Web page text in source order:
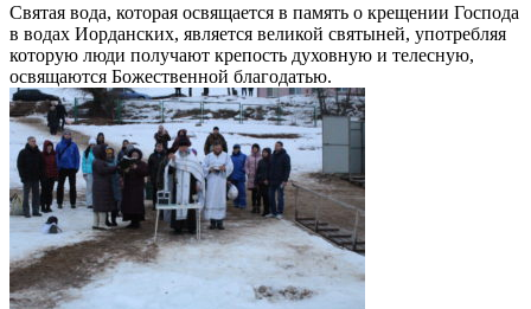
Святая вода, которая освящается в память о крещении Господа
в водах Иорданских, является великой святыней, употребляя
которую люди получают крепость духовную и телесную,
освящаются Божественной благодатью.